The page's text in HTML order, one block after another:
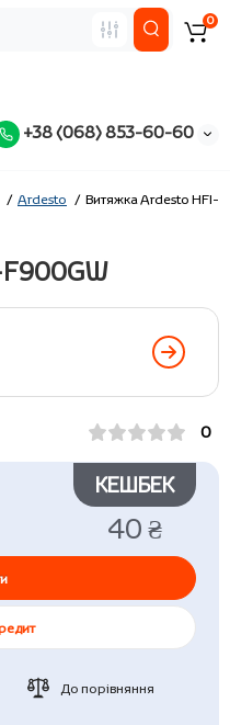
+38 (068) 853-60-60
0
Ardesto Витяжка Ardesto HFI-
0
КЕШБЕК
40 ₴
До порівняння